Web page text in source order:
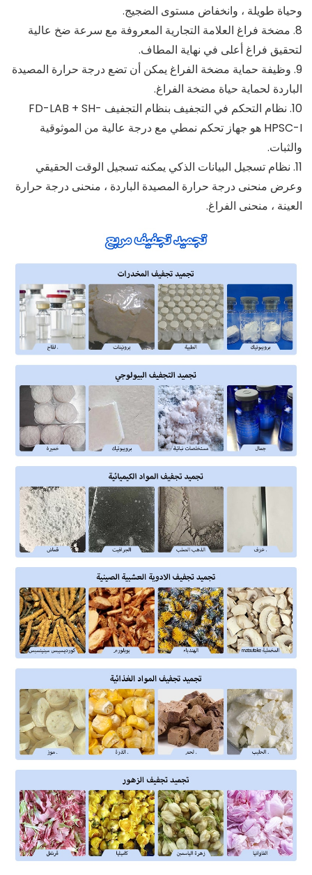
وحياة طويلة ، وانخفاض مستوى الضجيج.
8. مضخة فراغ العلامة التجارية المعروفة مع سرعة ضخ عالية
لتحقيق فراغ أعلى في نهاية المطاف.
9. وظيفة حماية مضخة الفراغ يمكن أن تضع درجة حرارة المصيدة
الباردة لحماية حياة مضخة الفراغ.
10. نظام التحكم في التجفيف بنظام التجفيف FD-LAB + SH-
HPSC-I هو جهاز تحكم نمطي مع درجة عالية من الموثوقية
والثبات.
11. نظام تسجيل البيانات الذكي يمكنه تسجيل الوقت الحقيقي
وعرض منحنى درجة حرارة المصيدة الباردة ، منحنى درجة حرارة
العينة ، منحنى الفراغ.